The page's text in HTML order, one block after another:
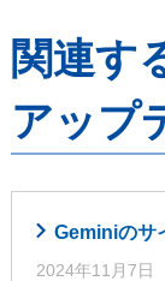
関連す
アップ
Geminiのサ
2024年11月7日